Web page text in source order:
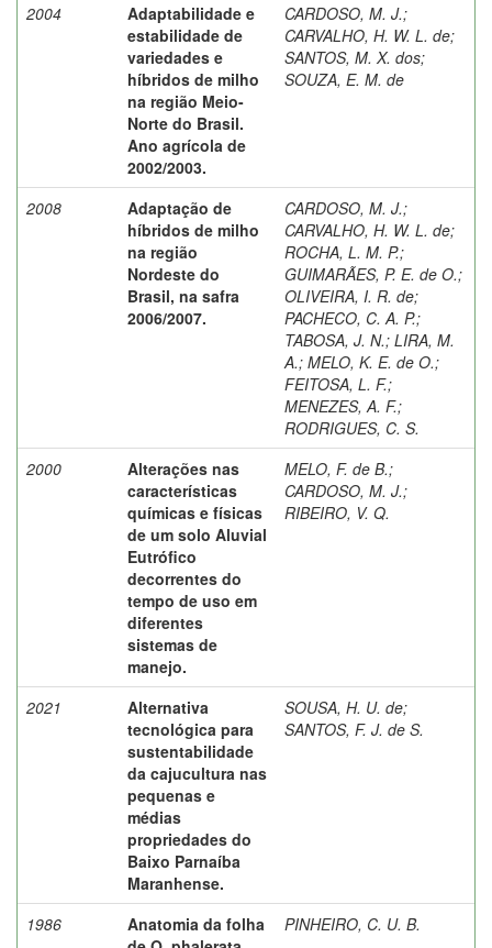
2004
Adaptabilidade e
estabilidade de
variedades e
híbridos de milho
na região Meio-
Norte do Brasil.
Ano agrícola de
2002/2003.
CARDOSO, M. J.;
CARVALHO, H. W. L. de;
SANTOS, M. X. dos;
SOUZA, E. M. de
2008
Adaptação de
híbridos de milho
na região
Nordeste do
Brasil, na safra
2006/2007.
CARDOSO, M. J.;
CARVALHO, H. W. L. de;
ROCHA, L. M. P.;
GUIMARÃES, P. E. de O.;
OLIVEIRA, I. R. de;
PACHECO, C. A. P.;
TABOSA, J. N.; LIRA, M.
A.; MELO, K. E. de O.;
FEITOSA, L. F.;
MENEZES, A. F.;
RODRIGUES, C. S.
2000
Alterações nas
características
químicas e físicas
de um solo Aluvial
Eutrófico
decorrentes do
tempo de uso em
diferentes
sistemas de
manejo.
MELO, F. de B.;
CARDOSO, M. J.;
RIBEIRO, V. Q.
2021
Alternativa
tecnológica para
sustentabilidade
da cajucultura nas
pequenas e
médias
propriedades do
Baixo Parnaíba
Maranhense.
SOUSA, H. U. de;
SANTOS, F. J. de S.
1986
Anatomia da folha
PINHEIRO, C. U. B.